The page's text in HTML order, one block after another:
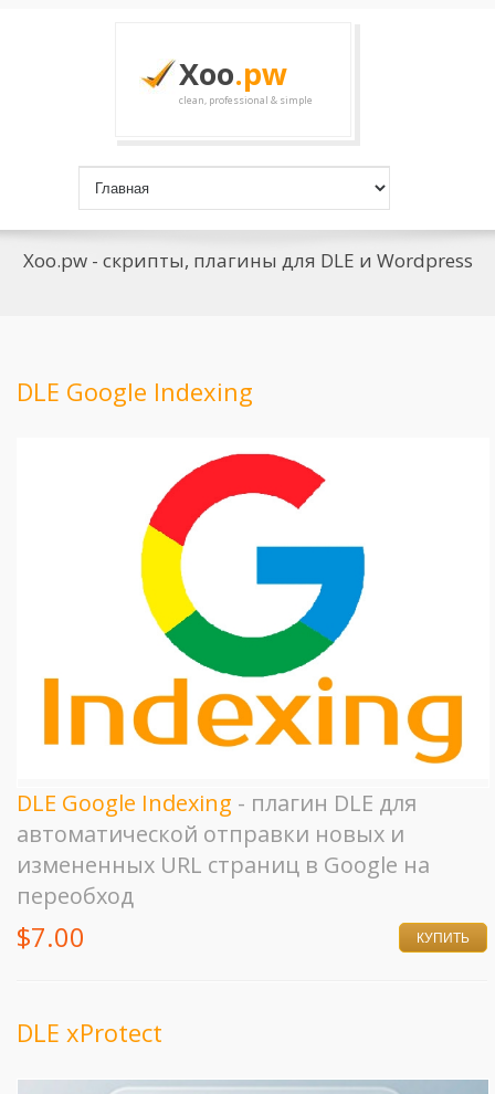
Xoo.pw
clean, professional & simple
Xoo.pw - скрипты, плагины для DLE и Wordpress
DLE Google Indexing
DLE Google Indexing - плагин DLE для
автоматической отправки новых и
измененных URL страниц в Google на
переобход
$7.00 КУПИТЬ
DLE xProtect